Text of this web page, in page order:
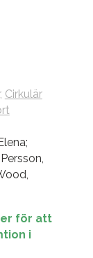
, Cirkulär
för att
i